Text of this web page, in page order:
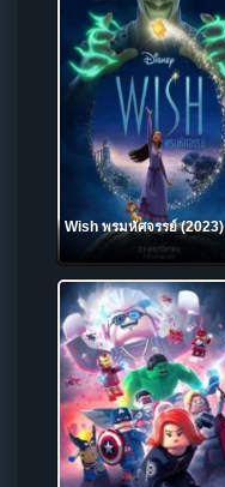
Wish พรมหัศจรรย์ (2023)